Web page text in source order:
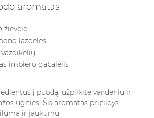
aromatas
žievelė
lazdelės
imbiero gabalėlis
į puodą, užpilkite vandeniu ir
ugnies. Šis aromatas pripildys
ir jaukumu.